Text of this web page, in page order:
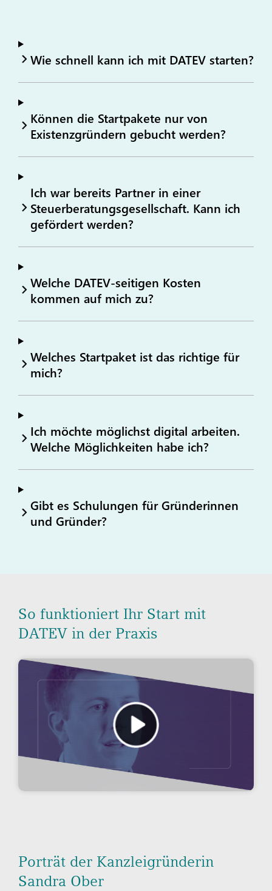
Wie schnell kann ich mit DATEV starten?
Können die Startpakete nur von
Existenzgründern gebucht werden?
Ich war bereits Partner in einer
Steuerberatungsgesellschaft. Kann ich
gefördert werden?
Welche DATEV-seitigen Kosten
kommen auf mich zu?
Welches Startpaket ist das richtige für
mich?
Ich möchte möglichst digital arbeiten.
Welche Möglichkeiten habe ich?
Gibt es Schulungen für Gründerinnen
und Gründer?
So funktioniert Ihr Start mit
DATEV in der Praxis
Porträt der Kanzleigründerin
Sandra Ober